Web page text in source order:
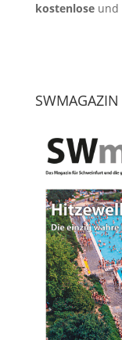
kostenloseund
SWMAGAZIN